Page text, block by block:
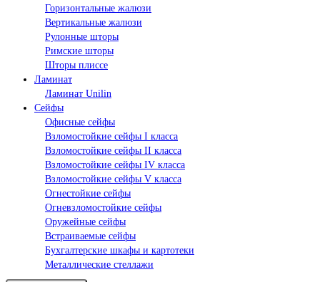
Горизонтальные жалюзи
Вертикальные жалюзи
Рулонные шторы
Римские шторы
Шторы плиссе
Ламинат
Ламинат Unilin
Сейфы
Офисные сейфы
Взломостойкие сейфы I класса
Взломостойкие сейфы II класса
Взломостойкие сейфы IV класса
Взломостойкие сейфы V класса
Огнестойкие сейфы
Огневзломостойкие сейфы
Оружейные сейфы
Встраиваемые сейфы
Бухгалтерские шкафы и картотеки
Металлические стеллажи